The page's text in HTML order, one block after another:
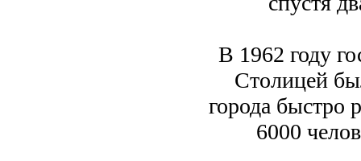
В 1962 году
Столицей
города быстро
6000